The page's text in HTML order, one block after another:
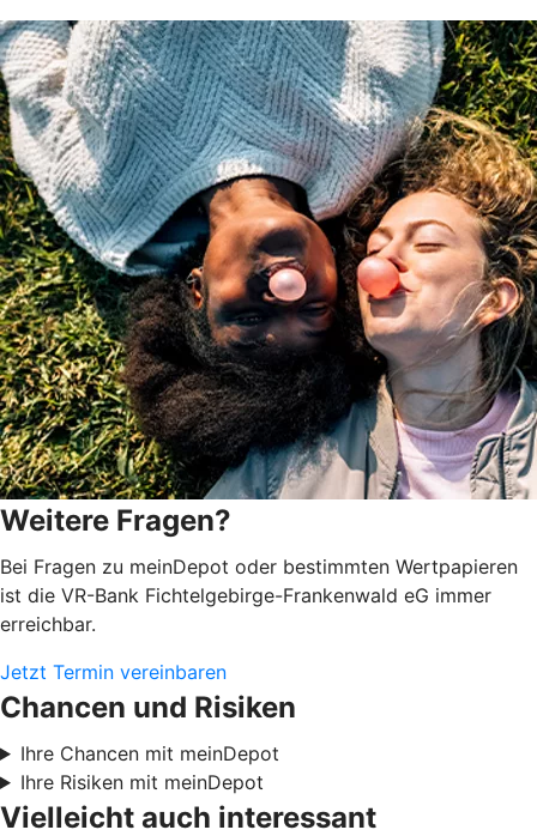
Weitere Fragen?
Bei Fragen zu meinDepot oder bestimmten Wertpapieren
ist die VR-Bank Fichtelgebirge-Frankenwald eG immer
erreichbar.
Jetzt Termin vereinbaren
Chancen und Risiken
Ihre Chancen mit meinDepot
Ihre Risiken mit meinDepot
Vielleicht auch interessant